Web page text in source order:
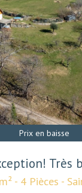
Prix en baisse
Très
- 4 Pièces -